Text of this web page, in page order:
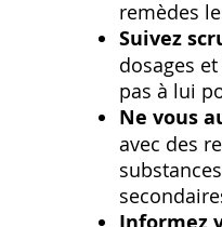
remèdes
Suivez
dosages
pas à lui
Ne vous
avec des